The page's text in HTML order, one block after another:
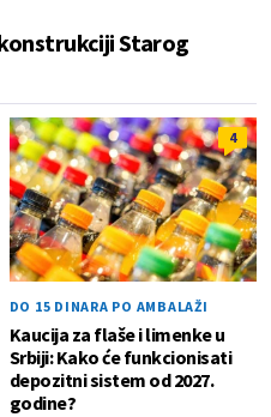
Starog
4
DO 15 DINARA PO AMBALAŽI
Kaucija za flaše i limenke u
Srbiji: Kako će funkcionisati
depozitni sistem od 2027.
godine?